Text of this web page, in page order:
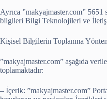
Ayrıca ”makyajmaster.com” 5651
bilgileri Bilgi Teknolojileri ve
Kişisel Bilgilerin Toplanma
”makyajmaster.com” aşağıda
toplamaktadır:
– İçerik: ”makyajmaster.com”